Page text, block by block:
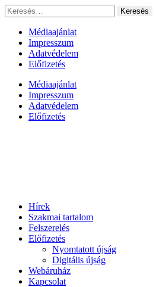
Ugrás
a
tartalomhoz
Keresés:
Médiaajánlat
Impresszum
Adatvédelem
Előfizetés
Médiaajánlat
Impresszum
Adatvédelem
Előfizetés
Hírek
Szakmai tartalom
Felszerelés
Előfizetés
Nyomtatott újság
Digitális újság
Webáruház
Kapcsolat